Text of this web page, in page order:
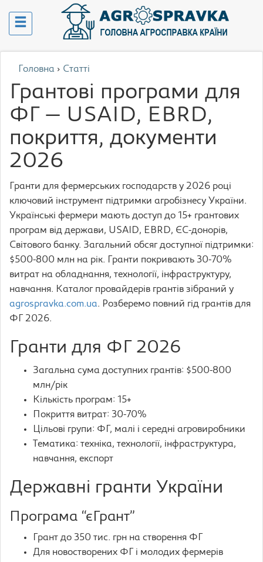
Головна › Статті
Грантові програми для
ФГ — USAID, EBRD,
покриття, документи
2026
Гранти для фермерських господарств у 2026 році
ключовий інструмент підтримки агробізнесу України.
Українські фермери мають доступ до 15+ грантових
програм від держави, USAID, EBRD, ЄС-донорів,
Світового банку. Загальний обсяг доступної підтримки:
$500-800 млн на рік. Гранти покривають 30-70%
витрат на обладнання, технології, інфраструктуру,
навчання. Каталог провайдерів грантів зібраний у
agrospravka.com.ua. Розберемо повний гід грантів для
ФГ 2026.
Гранти для ФГ 2026
Загальна сума доступних грантів: $500-800
млн/рік
Кількість програм: 15+
Покриття витрат: 30-70%
Цільові групи: ФГ, малі і середні агровиробники
Тематика: техніка, технології, інфраструктура,
навчання, експорт
Державні гранти України
Програма “єГрант”
Грант до 350 тис. грн на створення ФГ
Для новостворених ФГ і молодих фермерів